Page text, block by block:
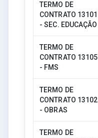
TERMO DE
CONTRATO 13101
- SEC. EDUCAÇÃO
TERMO DE
CONTRATO 13105
- FMS
TERMO DE
CONTRATO 13102
- OBRAS
TERMO DE